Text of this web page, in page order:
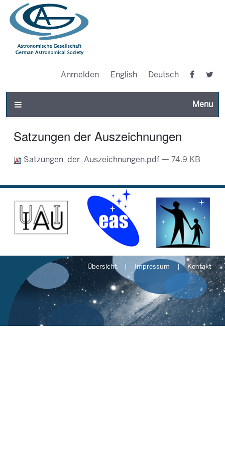
Anmelden English Deutsch
Toggle
Satzungen der Auszeichnungen
Satzungen_der_Auszeichnungen.pdf — 74.9 KB
Übersicht Impressum Kontakt